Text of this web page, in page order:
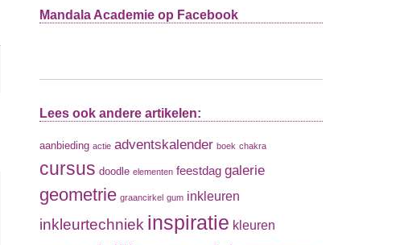
Mandala Academie op Facebook
Lees ook andere artikelen:
aanbieding actie adventskalender boek chakra
cursus doodle elementen feestdag galerie
geometrie graancirkel gum inkleuren
inkleurtechniek inspiratie kleuren